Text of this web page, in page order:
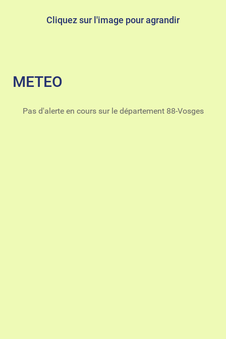
Cliquez sur l'image pour agrandir
METEO
Pas d'alerte en cours sur le département 88-Vosges